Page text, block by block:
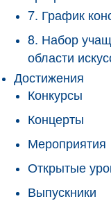
7. График
8. Набор
области
Достижения
Конкурсы
Концерты
Мероприятия
Открытые
Выпускники